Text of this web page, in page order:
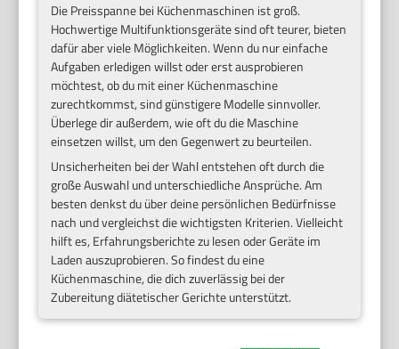
Die Preisspanne bei Küchenmaschinen ist groß.
Hochwertige Multifunktionsgeräte sind oft teurer, bieten
dafür aber viele Möglichkeiten. Wenn du nur einfache
Aufgaben erledigen willst oder erst ausprobieren
möchtest, ob du mit einer Küchenmaschine
zurechtkommst, sind günstigere Modelle sinnvoller.
Überlege dir außerdem, wie oft du die Maschine
einsetzen willst, um den Gegenwert zu beurteilen.
Unsicherheiten bei der Wahl entstehen oft durch die
große Auswahl und unterschiedliche Ansprüche. Am
besten denkst du über deine persönlichen Bedürfnisse
nach und vergleichst die wichtigsten Kriterien. Vielleicht
hilft es, Erfahrungsberichte zu lesen oder Geräte im
Laden auszuprobieren. So findest du eine
Küchenmaschine, die dich zuverlässig bei der
Zubereitung diätetischer Gerichte unterstützt.